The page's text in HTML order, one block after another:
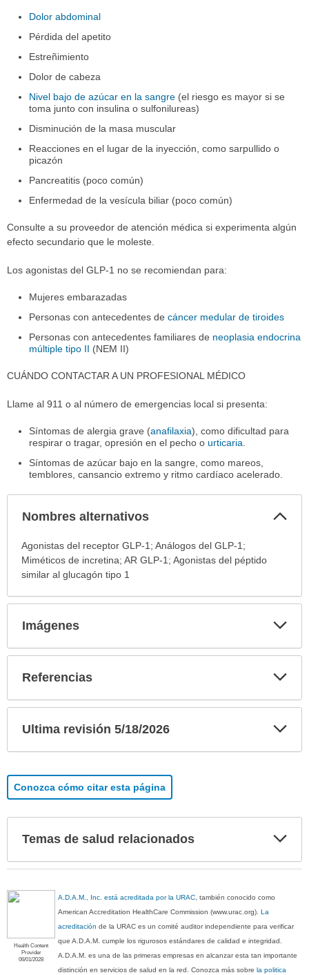
Dolor abdominal
Pérdida del apetito
Estreñimiento
Dolor de cabeza
Nivel bajo de azúcar en la sangre (el riesgo es mayor si se
toma junto con insulina o sulfonilureas)
Disminución de la masa muscular
Reacciones en el lugar de la inyección, como sarpullido o
picazón
Pancreatitis (poco común)
Enfermedad de la vesícula biliar (poco común)
Consulte a su proveedor de atención médica si experimenta algún
efecto secundario que le moleste.
Los agonistas del GLP-1 no se recomiendan para:
Mujeres embarazadas
Personas con antecedentes decáncer medular de tiroides
Personas con antecedentes familiares de neoplasia endocrina
múltiple tipo II (NEM II)
CUÁNDO CONTACTAR A UN PROFESIONAL MÉDICO
Llame al 911 o al número de emergencias local si presenta:
Síntomas de alergia grave (anafilaxia), como dificultad para
respirar o tragar, opresión en el pecho ourticaria
Síntomas de azúcar bajo en la sangre, como mareos,
temblores, cansancio extremo y ritmo cardíaco acelerado.
Nombres alternativos
Nombres
alternativos
extendido.
Agonistas del receptor GLP-1; Análogos del GLP-1;
Miméticos de incretina; AR GLP-1; Agonistas del péptido
similar al glucagón tipo 1
Imágenes
Referencias
Ultima revisión 5/18/2026
Conozca cómo citar esta página
Temas de salud relacionados
Health Content
Provider
06/01/2028
A.D.A.M., Inc. está acreditada por la URAC , también conocido como
American Accreditation HealthCare Commission (www.urac.org).La
acreditación de la URAC es un comité auditor independiente para verificar
que A.D.A.M. cumple los rigurosos estándares de calidad e integridad.
A.D.A.M. es una de las primeras empresas en alcanzar esta tan importante
distinción en servicios de salud en la red. Conozca más sobrela politica